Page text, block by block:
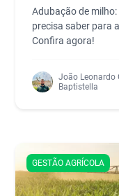
Adubação de
precisa saber para
Confira agora!
João Leonardo
Baptistella
GESTÃO AGRÍCOLA